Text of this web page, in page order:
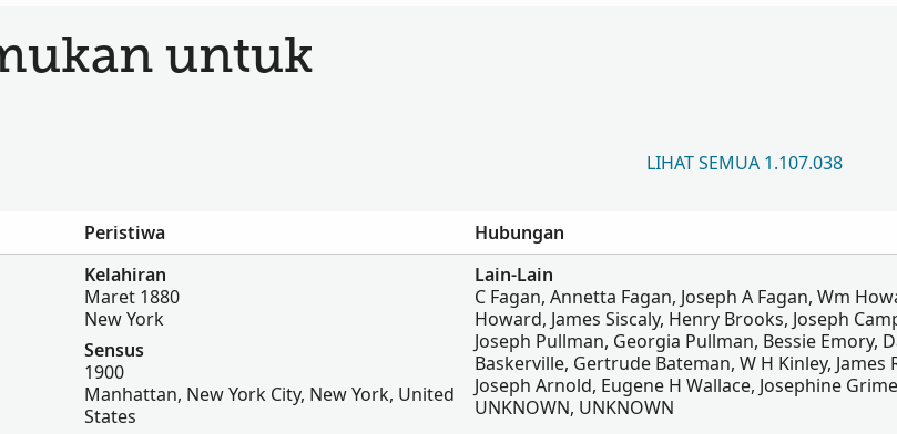
untuk
LIHAT SEMUA 1.107.038
Peristiwa
Hubungan
Kelahiran
Maret 1880
New York
Sensus
1900
Manhattan, New York City, New York, United
States
Lain-Lain
C Fagan, Annetta Fagan, Joseph A Fagan, Wm
Howard, James Siscaly, Henry Brooks, Joseph
Joseph Pullman, Georgia Pullman, Bessie Emory,
Baskerville, Gertrude Bateman, W H Kinley, James
Joseph Arnold, Eugene H Wallace, Josephine
UNKNOWN, UNKNOWN